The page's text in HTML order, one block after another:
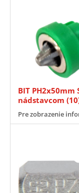
BIT
nádstavcom
Pre zobrazenie